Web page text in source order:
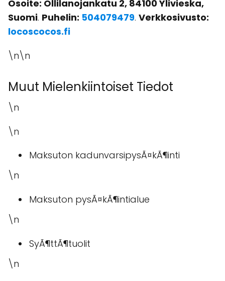
Osoite: Ollilanojankatu 2, 84100 Ylivieska,
Suomi. Puhelin: 504079479. Verkkosivusto:
locoscocos.fi
\n\n
Muut Mielenkiintoiset Tiedot
\n
\n
Maksuton kadunvarsipysÃ¤kÃ¶inti
\n
Maksuton pysÃ¤kÃ¶intialue
\n
SyÃ¶ttÃ¶tuolit
\n